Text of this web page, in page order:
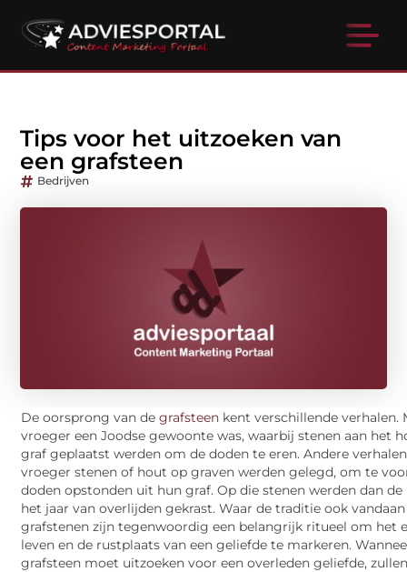
Tips voor het uitzoeken van
een grafsteen
Bedrijven
De oorsprong van degrafsteen kent verschillende verhalen.
vroeger een Joodse gewoonte was, waarbij stenen aan het
graf geplaatst werden om de doden te eren. Andere
vroeger stenen of hout op graven werden gelegd, om te
doden opstonden uit hun graf. Op die stenen werden dan
het jaar van overlijden gekrast. Waar de traditie ook
grafstenen zijn tegenwoordig een belangrijk ritueel om het
leven en de rustplaats van een geliefde te markeren.
grafsteen moet uitzoeken voor een overleden geliefde,